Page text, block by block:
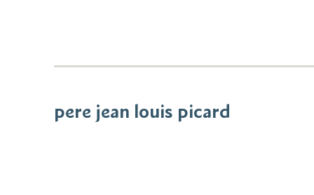
pere jean louis picard